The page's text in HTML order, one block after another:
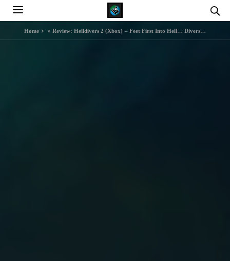
Home »Review: Helldivers 2 (Xbox) – Feet First Into Hell… Divers…